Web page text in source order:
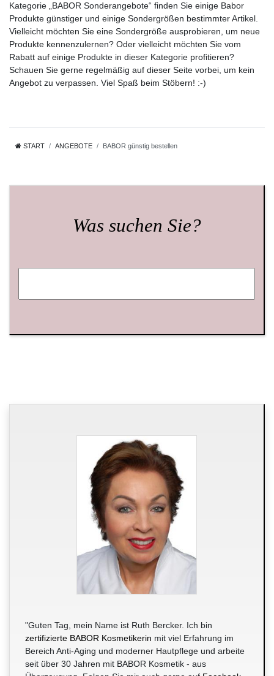
Kategorie „BABOR Sonderangebote“ finden Sie einige Babor
Produkte günstiger und einige Sondergrößen bestimmter Artikel.
Vielleicht möchten Sie eine Sondergröße ausprobieren, um neue
Produkte kennenzulernen? Oder vielleicht möchten Sie vom
Rabatt auf einige Produkte in dieser Kategorie profitieren?
Schauen Sie gerne regelmäßig auf dieser Seite vorbei, um kein
Angebot zu verpassen. Viel Spaß beim Stöbern! :-)
START ANGEBOTE BABOR günstig bestellen
Was suchen Sie?
"Guten Tag, mein Name ist Ruth Bercker. Ich bin
zertifizierte BABOR Kosmetikerin mit viel Erfahrung im
Bereich Anti-Aging und moderner Hautpflege und arbeite
seit über 30 Jahren mit BABOR Kosmetik - aus